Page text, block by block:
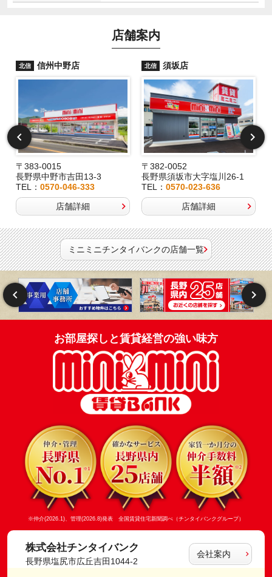
店舗案内
北信 信州中野店
〒383-0015
長野県中野市吉田13-3
TEL： 0570-046-333
店舗詳細
北信 須坂店
〒382-0052
長野県須坂市大字塩川26-1
TEL：0570-023-636
店舗詳細
ミニミニチンタイバンクの店舗一覧
お部屋探しと賃貸経営の強い味方
※仲介(2026.1)、管理(2026.8)発表 全国賃貸住宅新聞調べ（チンタイバンクグループ）
株式会社チンタイバンク
長野県塩尻市広丘吉田1044-2
会社案内